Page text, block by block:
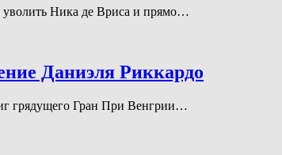
уволить Ника де Вриса и прямо…
Даниэля Риккардо
грядущего Гран При Венгрии…